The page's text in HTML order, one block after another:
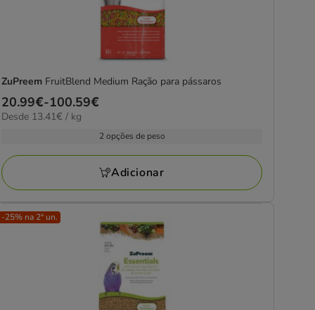
ZuPreem FruitBlend Medium Ração para pássaros
Preço
de
100.59€
20.99€-100.59€
13.41€
Desde 13.41€ / kg
2 opções de peso
Adicionar
-25% na 2ª un.